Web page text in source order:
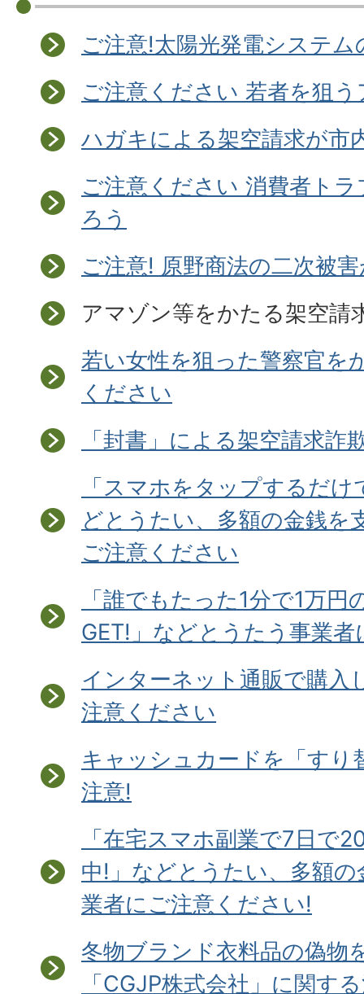
ご注意!太陽光発電システム
ご注意ください 若者を狙
ハガキによる架空請求が市
ご注意ください 消費者ト
ろう
ご注意! 原野商法の二次被
アマゾン等をかたる架空請
若い女性を狙った警察官を
ください
「封書」による架空請求
「スマホをタップするだ
どとうたい、多額の金銭を
ご注意ください
「誰でもたった1分で1万
GET!」などとうたう事業
インターネット通販で購入
注意ください
キャッシュカードを「すり
注意!
「在宅スマホ副業で7日で
中!」などとうたい、多額
業者にご注意ください!
冬物ブランド衣料品の偽物
「CGJP株式会社」に関す